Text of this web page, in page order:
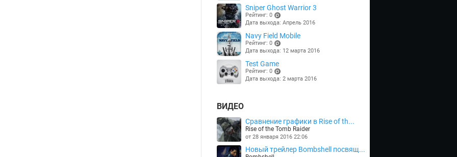
Sniper Ghost Warrior 3
Рейтинг: 0
(points)
Дата выхода: Апрель 2016
Navy Field Mobile
Рейтинг: 0
(points)
Дата выхода: 12 марта 2016
Test Game
Рейтинг: 0
(points)
Дата выхода: 2 марта 2016
ВИДЕО
Сравнение графики в Rise of th...
Rise of the Tomb Raider
от 28 января 2016 22:06
Новый трейлер Bombshell посвящ...